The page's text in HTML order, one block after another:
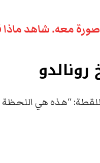
معه. شاهد ماذا
“هذه هي اللحظة